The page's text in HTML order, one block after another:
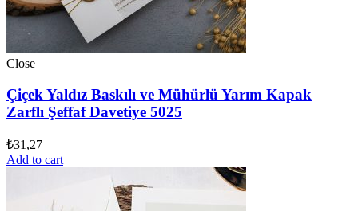
Close
Çiçek Yaldız Baskılı ve Mühürlü Yarım Kapak
Zarflı Şeffaf Davetiye 5025
₺31,27
Add to cart